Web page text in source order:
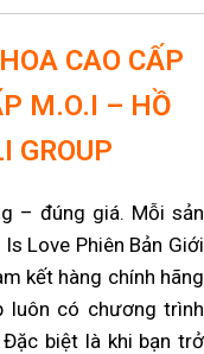
CAO CẤP
M.O.I – HỒ
GROUP
– đúng giá. Mỗi sản
Love Phiên Bản Giới
kết hàng chính hãng
luôn có chương trình
Đặc biệt là khi bạn trở